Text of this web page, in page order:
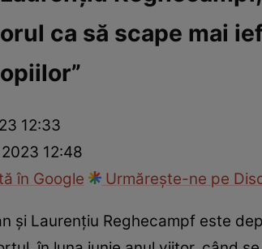
Paparazzii Click!
ca să scape mai
12:33
12:48
în Google
Urmărește-ne pe
și Laurențiu Reghecampf este